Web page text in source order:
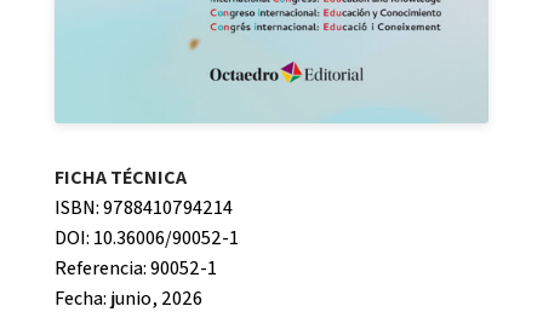
FICHA TÉCNICA
ISBN: 9788410794214
DOI: 10.36006/90052-1
Referencia: 90052-1
Fecha: junio, 2026